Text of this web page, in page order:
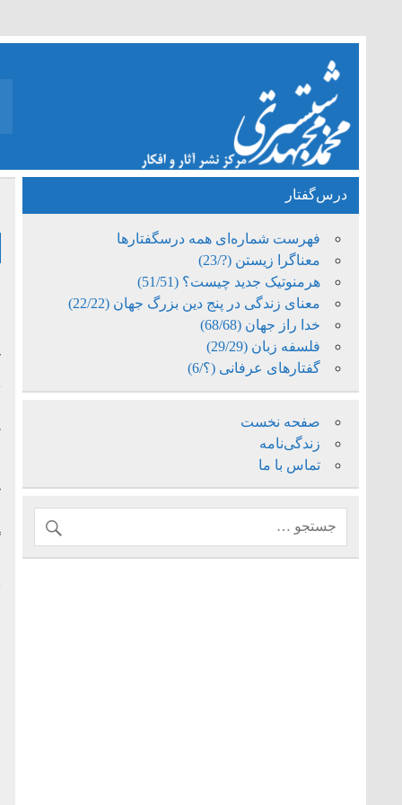
درس‌گفتار
فهرست شماره‌ای همه درسگفتارها
معناگرا زیستن (?/23)
هرمنوتیک جدید چیست؟ (51/51)
معنای زندگی در پنج دین بزرگ جهان (22/22)
خدا راز جهان (68/68)
فلسفه زبان (29/29)
گفتارهای عرفانی (؟/6)
صفحه نخست
زندگی‌نامه
تماس با ما